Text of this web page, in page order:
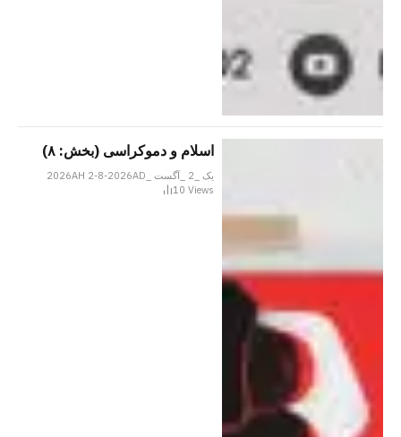
اسلام و دموکراسی (بخش: ۸)
یک _2 _آگست _2026AH 2-8-2026AD
10Views